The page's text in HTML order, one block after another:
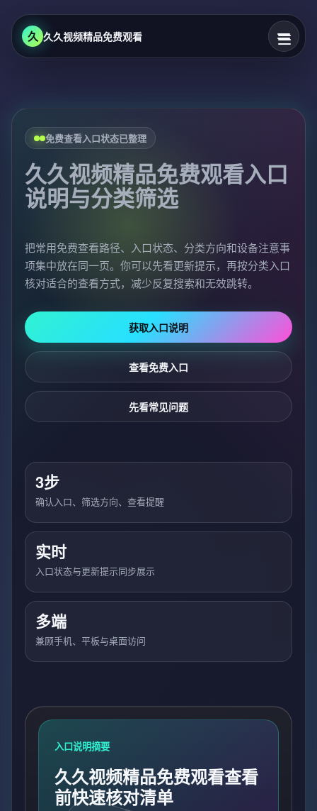
久 久久视频精品免费观看
免费查看入口状态已整理
久久视频精品免费观看入口
说明与分类筛选
把常用免费查看路径、入口状态、分类方向和设备注意事
项集中放在同一页。你可以先看更新提示，再按分类入口
核对适合的查看方式，减少反复搜索和无效跳转。
获取入口说明
查看免费入口
先看常见问题
3步
确认入口、筛选方向、查看提醒
实时
入口状态与更新提示同步展示
多端
兼顾手机、平板与桌面访问
入口说明摘要
久久视频精品免费观看查看
前快速核对清单